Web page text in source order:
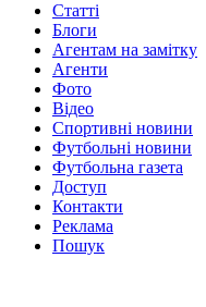
Статті
Блоги
Агентам на замітку
Агенти
Фото
Відео
Спортивні новини
Футбольні новини
Футбольна газета
Доступ
Контакти
Реклама
Пошук